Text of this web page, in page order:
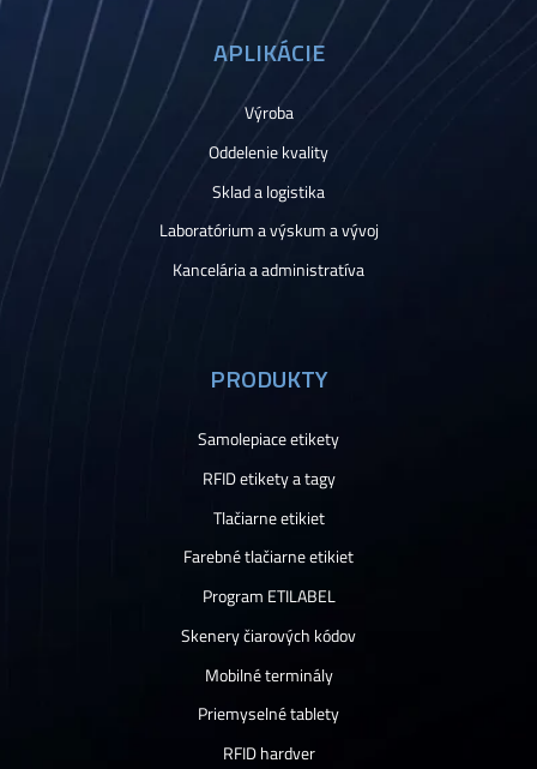
APLIKÁCIE
Výroba
Oddelenie kvality
Sklad a logistika
Laboratórium a výskum a vývoj
Kancelária a administratíva
PRODUKTY
Samolepiace etikety
RFID etikety a tagy
Tlačiarne etikiet
Farebné tlačiarne etikiet
Program ETILABEL
Skenery čiarových kódov
Mobilné terminály
Priemyselné tablety
RFID hardver